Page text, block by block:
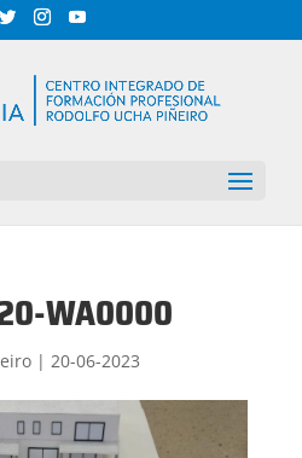
WA0000
| 20-06-2023